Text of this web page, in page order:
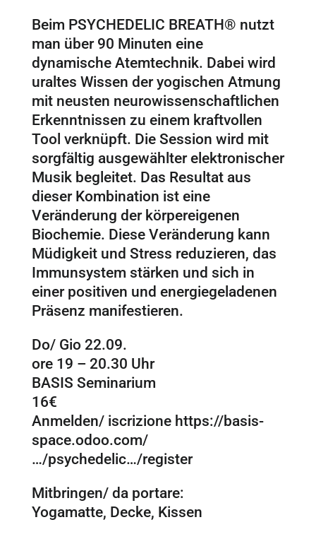
Beim PSYCHEDELIC BREATH® nutzt
man über 90 Minuten eine
dynamische Atemtechnik. Dabei wird
uraltes Wissen der yogischen Atmung
mit neusten neurowissenschaftlichen
Erkenntnissen zu einem kraftvollen
Tool verknüpft. Die Session wird mit
sorgfältig ausgewählter elektronischer
Musik begleitet. Das Resultat aus
dieser Kombination ist eine
Veränderung der körpereigenen
Biochemie. Diese Veränderung kann
Müdigkeit und Stress reduzieren, das
Immunsystem stärken und sich in
einer positiven und energiegeladenen
Präsenz manifestieren.
Do/ Gio 22.09.
ore 19 – 20.30 Uhr
BASIS Seminarium
16€
Anmelden/ iscrizione https://basis-
space.odoo.com/
…/psychedelic…/register
Mitbringen/ da portare:
Yogamatte, Decke, Kissen